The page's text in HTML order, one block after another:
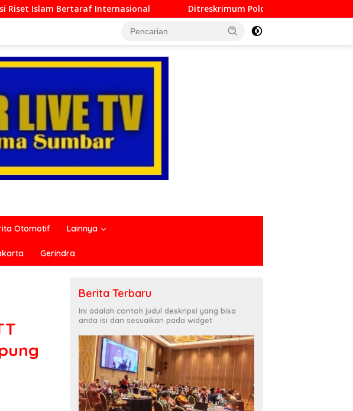
Ditreskrimum Polda Sumbar Lampaui Target, Operasi Pekat dan
Otomotif Lainnya
Gerindra
Berita Terbaru
Ini adalah contoh judul deskripsi yang bisa
anda isi dan sesuaikan pada widget